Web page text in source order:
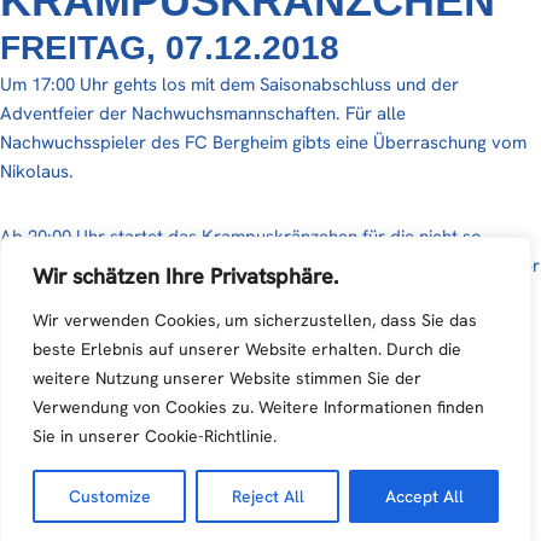
Wir schätzen Ihre Privatsphäre.
Wir verwenden Cookies, um sicherzustellen, dass Sie das
beste Erlebnis auf unserer Website erhalten. Durch die
weitere Nutzung unserer Website stimmen Sie der
Verwendung von Cookies zu. Weitere Informationen finden
Sie in unserer Cookie-Richtlinie.
Customize Reject All Accept All
FREITAG, 07.12.2018
Um 17:00 Uhr gehts los mit dem Saisonabschluss und der
Adventfeier der Nachwuchsmannschaften. Für alle
Nachwuchsspieler des FC Bergheim gibts eine Überraschung vom
Nikolaus.
Ab 20:00 Uhr startet das Krampuskränzchen für die nicht so
braven Mitglieder des FCB. Auch dieses Jahr freuen wir uns wieder
Alterbach Teufeln
Vorstellung den Abend noch einmal so richtig anheizen werden.